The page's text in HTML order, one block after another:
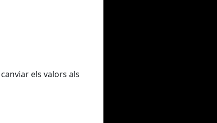
els valors als